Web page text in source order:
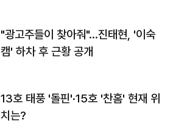
"광고주들이 찾아줘"…진태현, '이숙
캠' 하차 후 근황 공개
13호 태풍 '돌핀'·15호 '찬홈' 현재 위
치는?